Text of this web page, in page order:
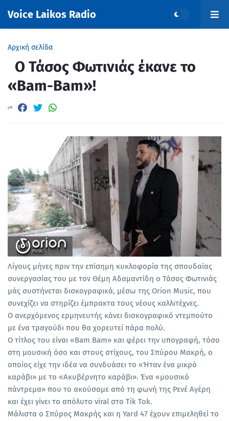
Voice Laikos Radio
Αρχική σελίδα
Ο Τάσος Φωτινιάς έκανε το
«Bam-Bam»!
Λίγους μήνες πριν την επίσημη κυκλοφορία της σπουδαίας
συνεργασίας του με τον Θέμη Αδαμαντίδη ο Τάσος Φωτινιάς
μάς συστήνεται δισκογραφικά, μέσω της Orion Music, που
συνεχίζει να στηρίζει έμπρακτα τους νέους καλλιτέχνες.
Ο ανερχόμενος ερμηνευτής κάνει δισκογραφικό ντεμπούτο
με ένα τραγούδι που θα χορευτεί πάρα πολύ.
Ο τίτλος του είναι «Bam Bam» και φέρει την υπογραφή, τόσο
στη μουσική όσο και στους στίχους, του Σπύρου Μακρή, ο
οποίος είχε την ιδέα να συνδυάσει το «Ήταν ένα μικρό
καράβι» με το «Ακυβέρνητο καράβι». Ένα «μουσικό
πάντρεμα» που το ακούσαμε από τη φωνή της Ρενέ Αγέρη
και έχει γίνει το απόλυτο viral στο Tik Tok.
Mάλιστα ο Σπύρος Μακρής και η Yard 47 έχουν επιμεληθεί το